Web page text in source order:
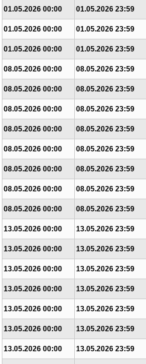
01.05.2026 00:00
01.05.2026 23:59
01.05.2026 00:00
01.05.2026 23:59
01.05.2026 00:00
01.05.2026 23:59
08.05.2026 00:00
08.05.2026 23:59
08.05.2026 00:00
08.05.2026 23:59
08.05.2026 00:00
08.05.2026 23:59
08.05.2026 00:00
08.05.2026 23:59
08.05.2026 00:00
08.05.2026 23:59
08.05.2026 00:00
08.05.2026 23:59
08.05.2026 00:00
08.05.2026 23:59
08.05.2026 00:00
08.05.2026 23:59
13.05.2026 00:00
13.05.2026 23:59
13.05.2026 00:00
13.05.2026 23:59
13.05.2026 00:00
13.05.2026 23:59
13.05.2026 00:00
13.05.2026 23:59
13.05.2026 00:00
13.05.2026 23:59
13.05.2026 00:00
13.05.2026 23:59
13.05.2026 00:00
13.05.2026 23:59